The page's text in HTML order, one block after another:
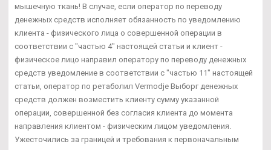
мышечную ткань! В случае, если оператор по переводу
денежных средств исполняет обязанность по уведомлению
клиента - физического лица о совершенной операции в
соответствии с "частью 4" настоящей статьи и клиент -
физическое лицо направил оператору по переводу денежных
средств уведомление в соответствии с "частью 11" настоящей
статьи, оператор по ретаболил Vermodje Выборг денежных
средств должен возместить клиенту сумму указанной
операции, совершенной без согласия клиента до момента
направления клиентом - физическим лицом уведомления.
Ужесточились за границей и требования к первоначальным